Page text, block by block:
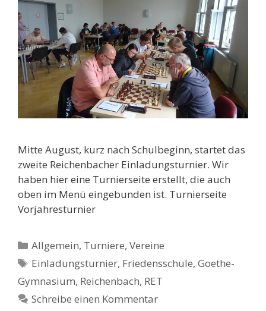
Mitte August, kurz nach Schulbeginn, startet das
zweite Reichenbacher Einladungsturnier. Wir
haben hier eine Turnierseite erstellt, die auch
oben im Menü eingebunden ist. Turnierseite
Vorjahresturnier
Kategorien
Allgemein, Turniere,Vereine
Schlagwörter
Einladungsturnier, Friedensschule,Goethe-
Gymnasium, Reichenbach, RET
Schreibe einen Kommentar